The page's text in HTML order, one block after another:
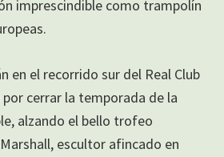
imprescindible como trampolín
en el recorrido sur del Real Club
cerrar la temporada de la
alzando el bello trofeo
escultor afincado en